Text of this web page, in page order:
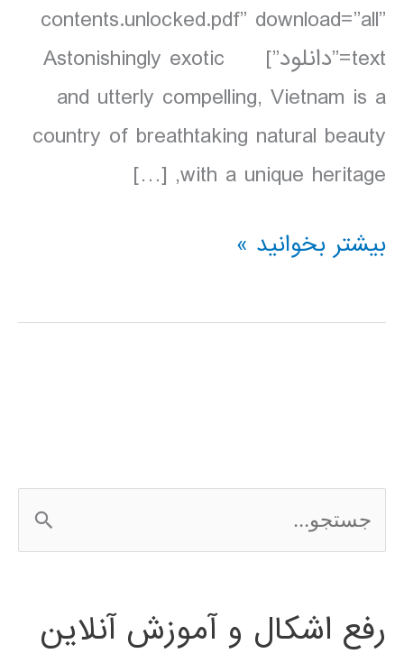
contents.unlocked.pdf” download=”all”
text=”دانلود”] Astonishingly exotic
and utterly compelling, Vietnam is a
country of breathtaking natural beauty
with a unique heritage, […]
دانلود
Lonely
بیشتر بخوانید »
س
ج
رفع اشکال و آموزش آنلاین